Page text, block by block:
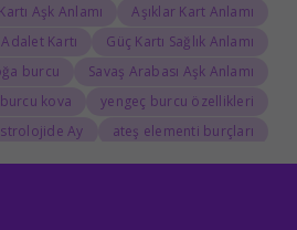
Aşıklar Kart Anlamı
Aşk Anlamı
Güç Kartı Sağlık Anlamı
Kartı
Savaş Arabası Aşk Anlamı
burcu
yengeç burcu özellikleri
kova
ateş elementi burçları
Ay
astrolog
Doğum Haritasında Mars